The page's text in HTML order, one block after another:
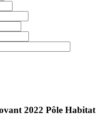
2022 Pôle Habitat